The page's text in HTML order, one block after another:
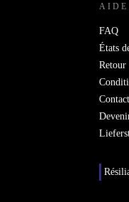
AIDE
FAQ
États
Retour
Contact